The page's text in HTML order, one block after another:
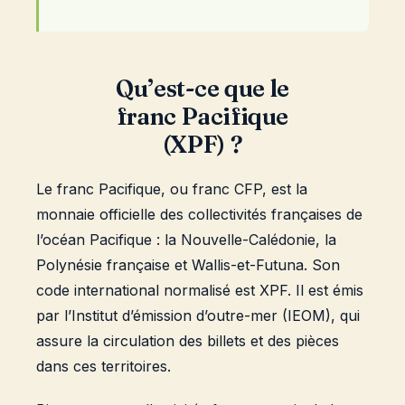
Qu’est-ce que le
franc Pacifique
(XPF) ?
Le franc Pacifique, ou franc CFP, est la
monnaie officielle des collectivités françaises de
l’océan Pacifique : la Nouvelle-Calédonie, la
Polynésie française et Wallis-et-Futuna. Son
code international normalisé est XPF. Il est émis
par l’Institut d’émission d’outre-mer (IEOM), qui
assure la circulation des billets et des pièces
dans ces territoires.